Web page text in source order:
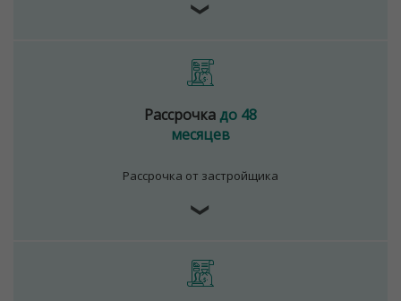
❯
Рассрочкадо 48
месяцев
Рассрочка от застройщика
❯